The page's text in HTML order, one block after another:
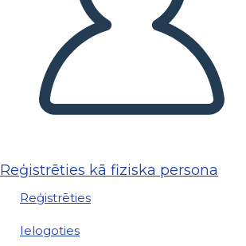
Reģistrēties kā fiziska persona
Reģistrēties
Ielogoties